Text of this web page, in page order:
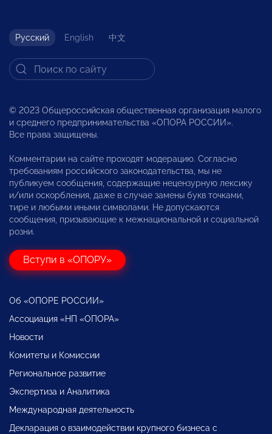
Русский English 中文
© 2023 Общероссийская общественная организация малого
и среднего предпринимательства «ОПОРА РОССИИ».
Все права защищены.
Комментарии на сайте проходят модерацию. Согласно
требованиям российского законодательства, мы не
публикуем сообщения, содержащие нецензурную лексику
и/или оскорбления, даже в случае замены букв точками,
тире и любыми иными символами. Не допускаются
сообщения, призывающие к межнациональной и социальной
розни.
Вступи в «ОПОРУ»
Об «ОПОРЕ РОССИИ»
Ассоциация «НП «ОПОРА»
Новости
Комитеты и Комиссии
Региональное развитие
Экспертиза и Аналитика
Международная деятельность
Декларация о взаимодействии крупного бизнеса с